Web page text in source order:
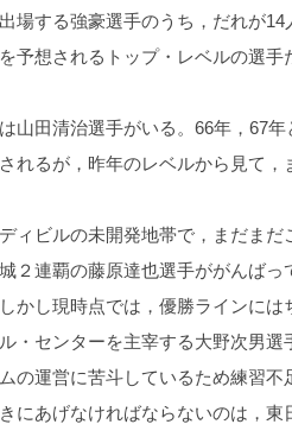
場する強豪選手のうち，だれが
想されるトップ・レベルの選手
山田清治選手がいる。66年，67
れるが，昨年のレベルから見て
ィビルの未開発地帯で，まだまだ
２連覇の藤原達也選手ががんばっ
かし現時点では，優勝ラインに
・センターを主宰する大野次男選
の運営に苦斗しているため練習不
にあげなければならないのは，東